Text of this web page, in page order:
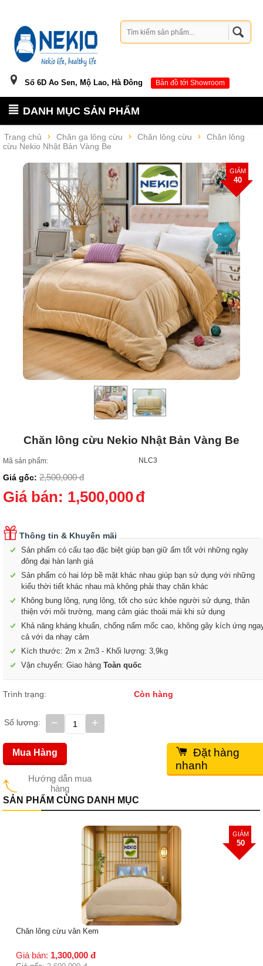
Số 6D Ao Sen, Mộ Lao, Hà Đông Bản đồ tới Showroom
DANH MỤC SẢN PHẨM
Trang chủ Chăn ga lông cừu Chăn lông cừu
Chăn lông
cừu Nekio Nhật Bản Vàng Be
GIẢM
40
Chăn lông cừu Nekio Nhật Bản Vàng Be
Mã sản phẩm: NLC3
Giá gốc: 2,500,000 đ
Giá bán: 1,500,000đ
Thông tin & Khuyến mãi
Sản phẩm có cấu tạo đặc biệt giúp bạn giữ ấm tốt với những ngày
đông đại hàn lạnh giá
Sản phẩm có hai lớp bề mặt khác nhau giúp bạn sử dụng với những
kiểu thời tiết khác nhau mà không phải thay chăn khác
Không bung lông, rụng lông, tốt cho sức khỏe người sử dụng, thân
thiện với môi trường, mang cảm giác thoải mái khi sử dụng
Khả năng kháng khuẩn, chống nấm mốc cao, không gây kích ứng
cả với da nhạy cảm
Kích thước: 2m x 2m3 - Khối lượng: 3,9kg
Vận chuyển: Giao hàng Toàn quốc
Trình trạng: Còn hàng
Số lượng: +
−
Hướng dẫn mua
hàng
Mua Hàng
Đặt hàng
nhanh
SẢN PHẨM CÙNG DANH MỤC
Chăn lông cừu vân Hồng Hoa
đ
2,600,000 đ
GIẢM
40